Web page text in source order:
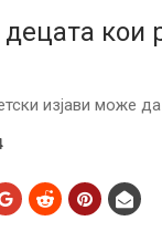
кои
изјави може